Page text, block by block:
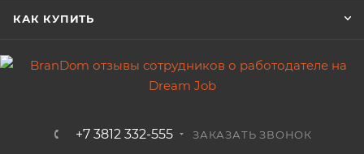
КАК КУПИТЬ
+7 3812 332-555 ЗАКАЗАТЬ ЗВОНОК